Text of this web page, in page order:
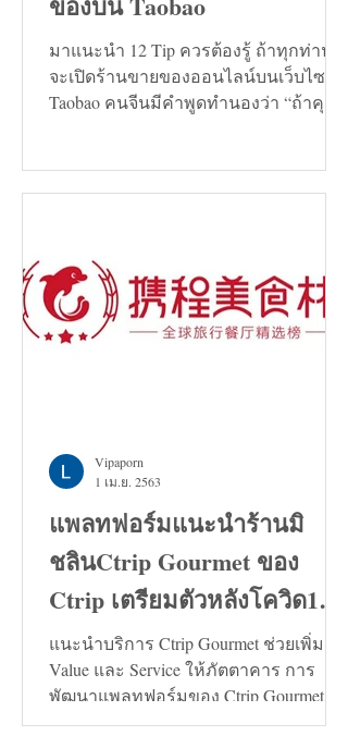
มาแนะนำ 12 Tip ควรต้องรู้ ถ้าทุกท่าน
จะเปิดร้านขายของออนไลน์บนเว็บไซต์
Taobao คนจีนมีคำพูดทำนองว่า “ถ้าคุณ
แพลทฟอร์มแนะนำร้านมิ
ชลินCtrip Gourmet ของ
Ctrip เตรียมตัวหลังโควิด19
คลี่คลาย
แนะนำบริการ Ctrip Gourmet ช่วยเพิ่ม
Value และ Service ให้ภัตตาคาร การ
พัฒนาแพลทฟอร์มของ Ctrip Gourmet จะ
ช่วยเพิ่มทั้งในด้าน Value และ...
Vipaporn
1 เม.ย. 2563